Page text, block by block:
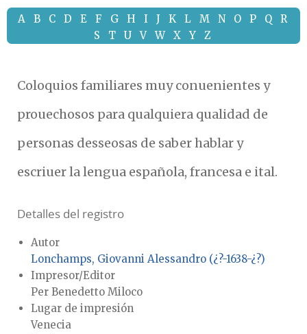
A B C D E F G H I J K L M N O P Q
R
S
T U V W X Y Z
Coloquios familiares muy conuenientes y
prouechosos para qualquiera qualidad de
personas desseosas de saber hablar y
escriuer la lengua española, francesa e ital.
Detalles del registro
Autor
Lonchamps, Giovanni Alessandro (¿?-1638-¿?)
Impresor/Editor
Per Benedetto Miloco
Lugar de impresión
Venecia